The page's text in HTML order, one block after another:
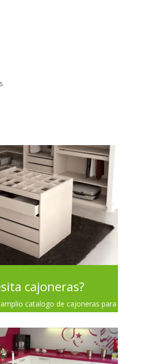
cajoneras?
catalogo de cajoneras para